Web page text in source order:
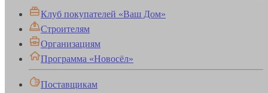
Клуб покупателей «Ваш Дом»
Строителям
Организациям
Программа «Новосёл»
Поставщикам